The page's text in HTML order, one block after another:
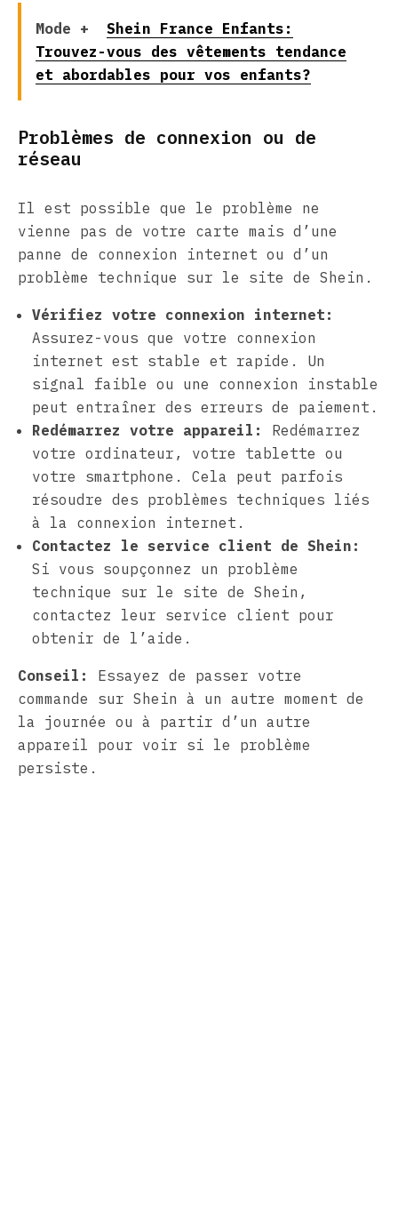
Mode +
Shein France Enfants:
Trouvez-vous des vêtements tendance
et abordables pour vos enfants?
Problèmes de connexion ou de
réseau
Il est possible que le problème ne
vienne pas de votre carte mais d’une
panne de connexion internet ou d’un
problème technique sur le site de Shein.
Vérifiez votre connexion internet:
Assurez-vous que votre connexion
internet est stable et rapide. Un
signal faible ou une connexion instable
peut entraîner des erreurs de paiement.
Redémarrez votre appareil:
Redémarrez
votre ordinateur, votre tablette ou
votre smartphone. Cela peut parfois
résoudre des problèmes techniques liés
à la connexion internet.
Contactez le service client de Shein:
Si vous soupçonnez un problème
technique sur le site de Shein,
contactez leur service client pour
obtenir de l’aide.
Conseil:
Essayez de passer votre
commande sur Shein à un autre moment de
la journée ou à partir d’un autre
appareil pour voir si le problème
persiste.